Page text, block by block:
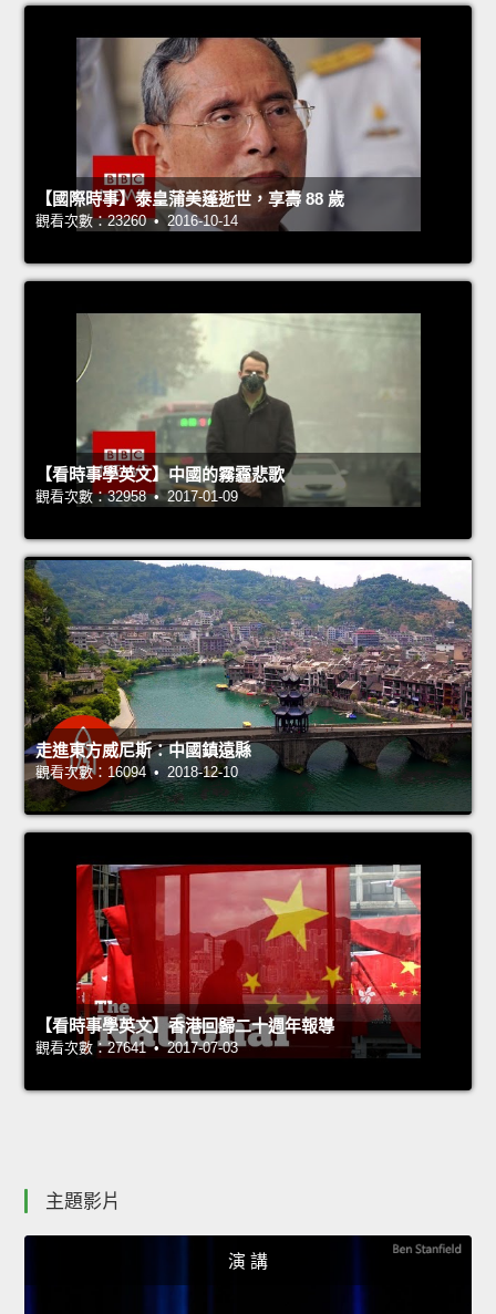
【國際時事】泰皇蒲美蓬逝世，享壽 88 歲
觀看次數：23260 • 2016-10-14
【看時事學英文】中國的霧霾悲歌
觀看次數：32958 • 2017-01-09
走進東方威尼斯：中國鎮遠縣
觀看次數：16094 • 2018-12-10
【看時事學英文】香港回歸二十週年報導
觀看次數：27641 • 2017-07-03
主題影片
演 講